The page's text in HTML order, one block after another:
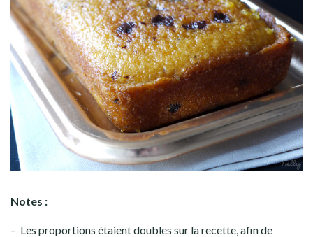
Notes :
– Les proportions étaient doubles sur la recette, afin de